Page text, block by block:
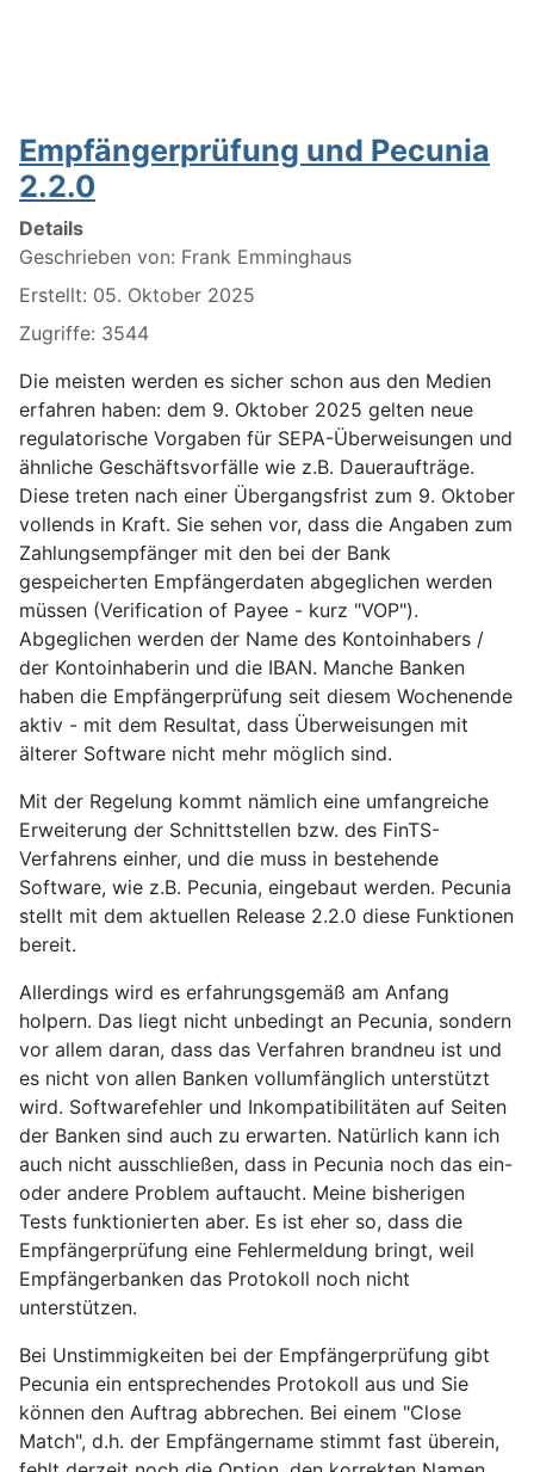
Empfängerprüfung und Pecunia
2.2.0
Details
Geschrieben von: Frank Emminghaus
Erstellt: 05. Oktober 2025
Zugriffe: 3544
Die meisten werden es sicher schon aus den Medien
erfahren haben: dem 9. Oktober 2025 gelten neue
regulatorische Vorgaben für SEPA-Überweisungen und
ähnliche Geschäftsvorfälle wie z.B. Daueraufträge.
Diese treten nach einer Übergangsfrist zum 9. Oktober
vollends in Kraft. Sie sehen vor, dass die Angaben zum
Zahlungsempfänger mit den bei der Bank
gespeicherten Empfängerdaten abgeglichen werden
müssen (Verification of Payee - kurz "VOP").
Abgeglichen werden der Name des Kontoinhabers /
der Kontoinhaberin und die IBAN. Manche Banken
haben die Empfängerprüfung seit diesem Wochenende
aktiv - mit dem Resultat, dass Überweisungen mit
älterer Software nicht mehr möglich sind.
Mit der Regelung kommt nämlich eine umfangreiche
Erweiterung der Schnittstellen bzw. des FinTS-
Verfahrens einher, und die muss in bestehende
Software, wie z.B. Pecunia, eingebaut werden. Pecunia
stellt mit dem aktuellen Release 2.2.0 diese Funktionen
bereit.
Allerdings wird es erfahrungsgemäß am Anfang
holpern. Das liegt nicht unbedingt an Pecunia, sondern
vor allem daran, dass das Verfahren brandneu ist und
es nicht von allen Banken vollumfänglich unterstützt
wird. Softwarefehler und Inkompatibilitäten auf Seiten
der Banken sind auch zu erwarten. Natürlich kann ich
auch nicht ausschließen, dass in Pecunia noch das ein-
oder andere Problem auftaucht. Meine bisherigen
Tests funktionierten aber. Es ist eher so, dass die
Empfängerprüfung eine Fehlermeldung bringt, weil
Empfängerbanken das Protokoll noch nicht
unterstützen.
Bei Unstimmigkeiten bei der Empfängerprüfung gibt
Pecunia ein entsprechendes Protokoll aus und Sie
können den Auftrag abbrechen. Bei einem "Close
Match", d.h. der Empfängername stimmt fast überein,